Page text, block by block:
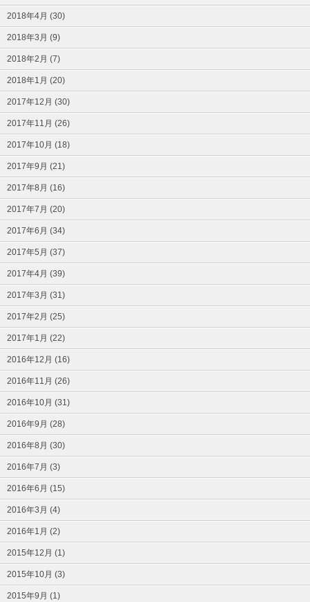
2018年4月 (30)
2018年3月 (9)
2018年2月 (7)
2018年1月 (20)
2017年12月 (30)
2017年11月 (26)
2017年10月 (18)
2017年9月 (21)
2017年8月 (16)
2017年7月 (20)
2017年6月 (34)
2017年5月 (37)
2017年4月 (39)
2017年3月 (31)
2017年2月 (25)
2017年1月 (22)
2016年12月 (16)
2016年11月 (26)
2016年10月 (31)
2016年9月 (28)
2016年8月 (30)
2016年7月 (3)
2016年6月 (15)
2016年3月 (4)
2016年1月 (2)
2015年12月 (1)
2015年10月 (3)
2015年9月 (1)